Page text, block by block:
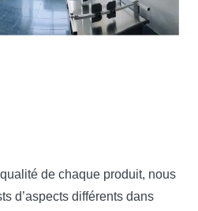
de chaque produit, nous
d’aspects différents dans